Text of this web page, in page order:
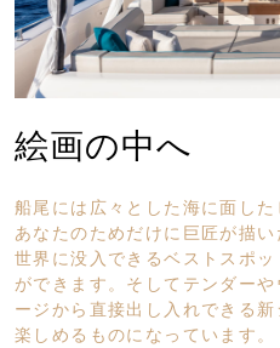
絵画の中へ
船尾には広々とした海に面し
あなたのためだけに巨匠が描
世界に没入できるベストスポ
ができます。そしてテンダー
ージから直接出し入れできる
楽しめるものになっています。